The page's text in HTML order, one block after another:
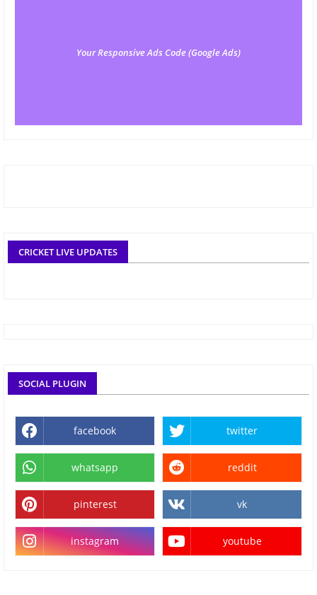
Your Responsive Ads Code (Google Ads)
CRICKET LIVE UPDATES
SOCIAL PLUGIN
facebook twitter
whatsapp reddit
pinterest vk
instagram youtube